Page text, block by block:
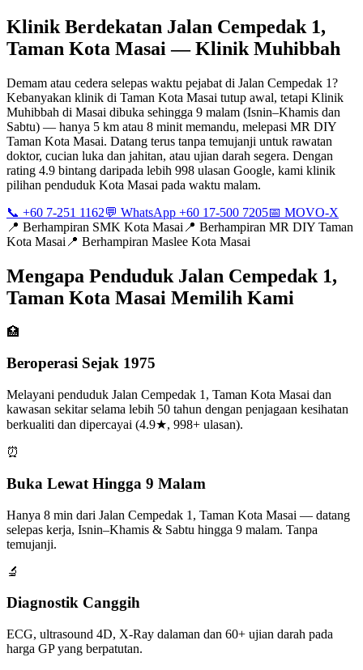
Klinik Berdekatan Jalan Cempedak 1,
Taman Kota Masai — Klinik Muhibbah
Demam atau cedera selepas waktu pejabat di Jalan Cempedak 1?
Kebanyakan klinik di Taman Kota Masai tutup awal, tetapi Klinik
Muhibbah di Masai dibuka sehingga 9 malam (Isnin–Khamis dan
Sabtu) — hanya 5 km atau 8 minit memandu, melepasi MR DIY
Taman Kota Masai. Datang terus tanpa temujanji untuk rawatan
doktor, cucian luka dan jahitan, atau ujian darah segera. Dengan
rating 4.9 bintang daripada lebih 998 ulasan Google, kami klinik
pilihan penduduk Kota Masai pada waktu malam.
📞 +60 7-251 1162💬 WhatsApp +60 17-500 7205📅 MOVO-X
📍 Berhampiran SMK Kota Masai 📍 Berhampiran MR DIY Taman
Kota Masai 📍 Berhampiran Maslee Kota Masai
Mengapa Penduduk Jalan Cempedak 1,
Taman Kota Masai Memilih Kami
🏥
Beroperasi Sejak 1975
Melayani penduduk Jalan Cempedak 1, Taman Kota Masai dan
kawasan sekitar selama lebih 50 tahun dengan penjagaan kesihatan
berkualiti dan dipercayai (4.9★, 998+ ulasan).
⏰
Buka Lewat Hingga 9 Malam
Hanya 8 min dari Jalan Cempedak 1, Taman Kota Masai — datang
selepas kerja, Isnin–Khamis & Sabtu hingga 9 malam. Tanpa
temujanji.
🔬
Diagnostik Canggih
ECG, ultrasound 4D, X-Ray dalaman dan 60+ ujian darah pada
harga GP yang berpatutan.